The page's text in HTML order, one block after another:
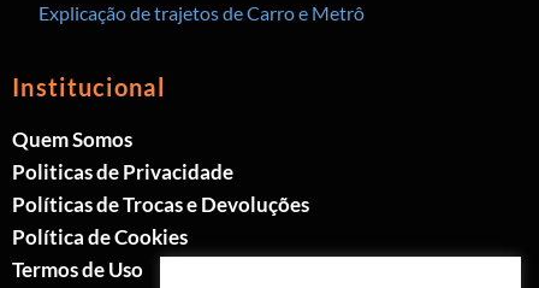
Explicação de trajetos de Carro e Metrô
Institucional
Quem Somos
Politicas de Privacidade
Políticas de Trocas e Devoluções
Política de Cookies
Termos de Uso